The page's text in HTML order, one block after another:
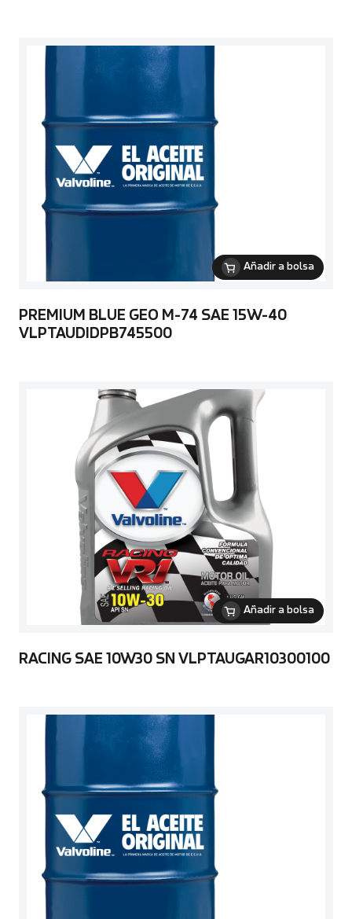
Añadir a bolsa
PREMIUM BLUE GEO M-74 SAE 15W-40
VLPTAUDIDPB745500
Añadir a bolsa
RACING SAE 10W30 SN VLPTAUGAR10300100